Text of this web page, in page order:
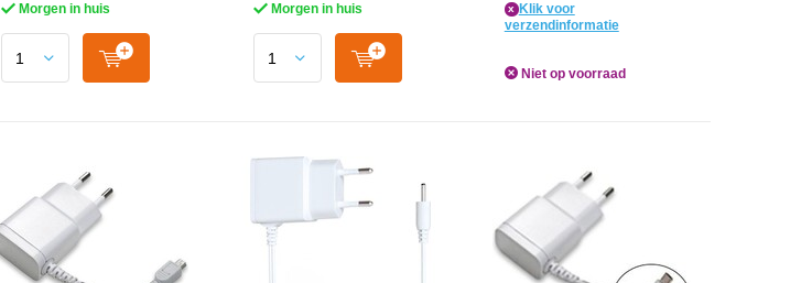
Morgen in huis Morgen in huis x Klik voor
verzendinformatie
Niet op voorraad